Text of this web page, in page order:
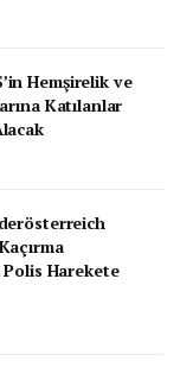
Hemşirelik ve
Katılanlar
Harekete